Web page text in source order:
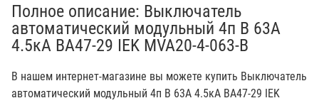
Полное описание: Выключатель
автоматический модульный 4п B 63А
4.5кА ВА47-29 IEK MVA20-4-063-B
В нашем интернет-магазине вы можете купить Выключатель
автоматический модульный 4п B 63А 4.5кА ВА47-29 IEK